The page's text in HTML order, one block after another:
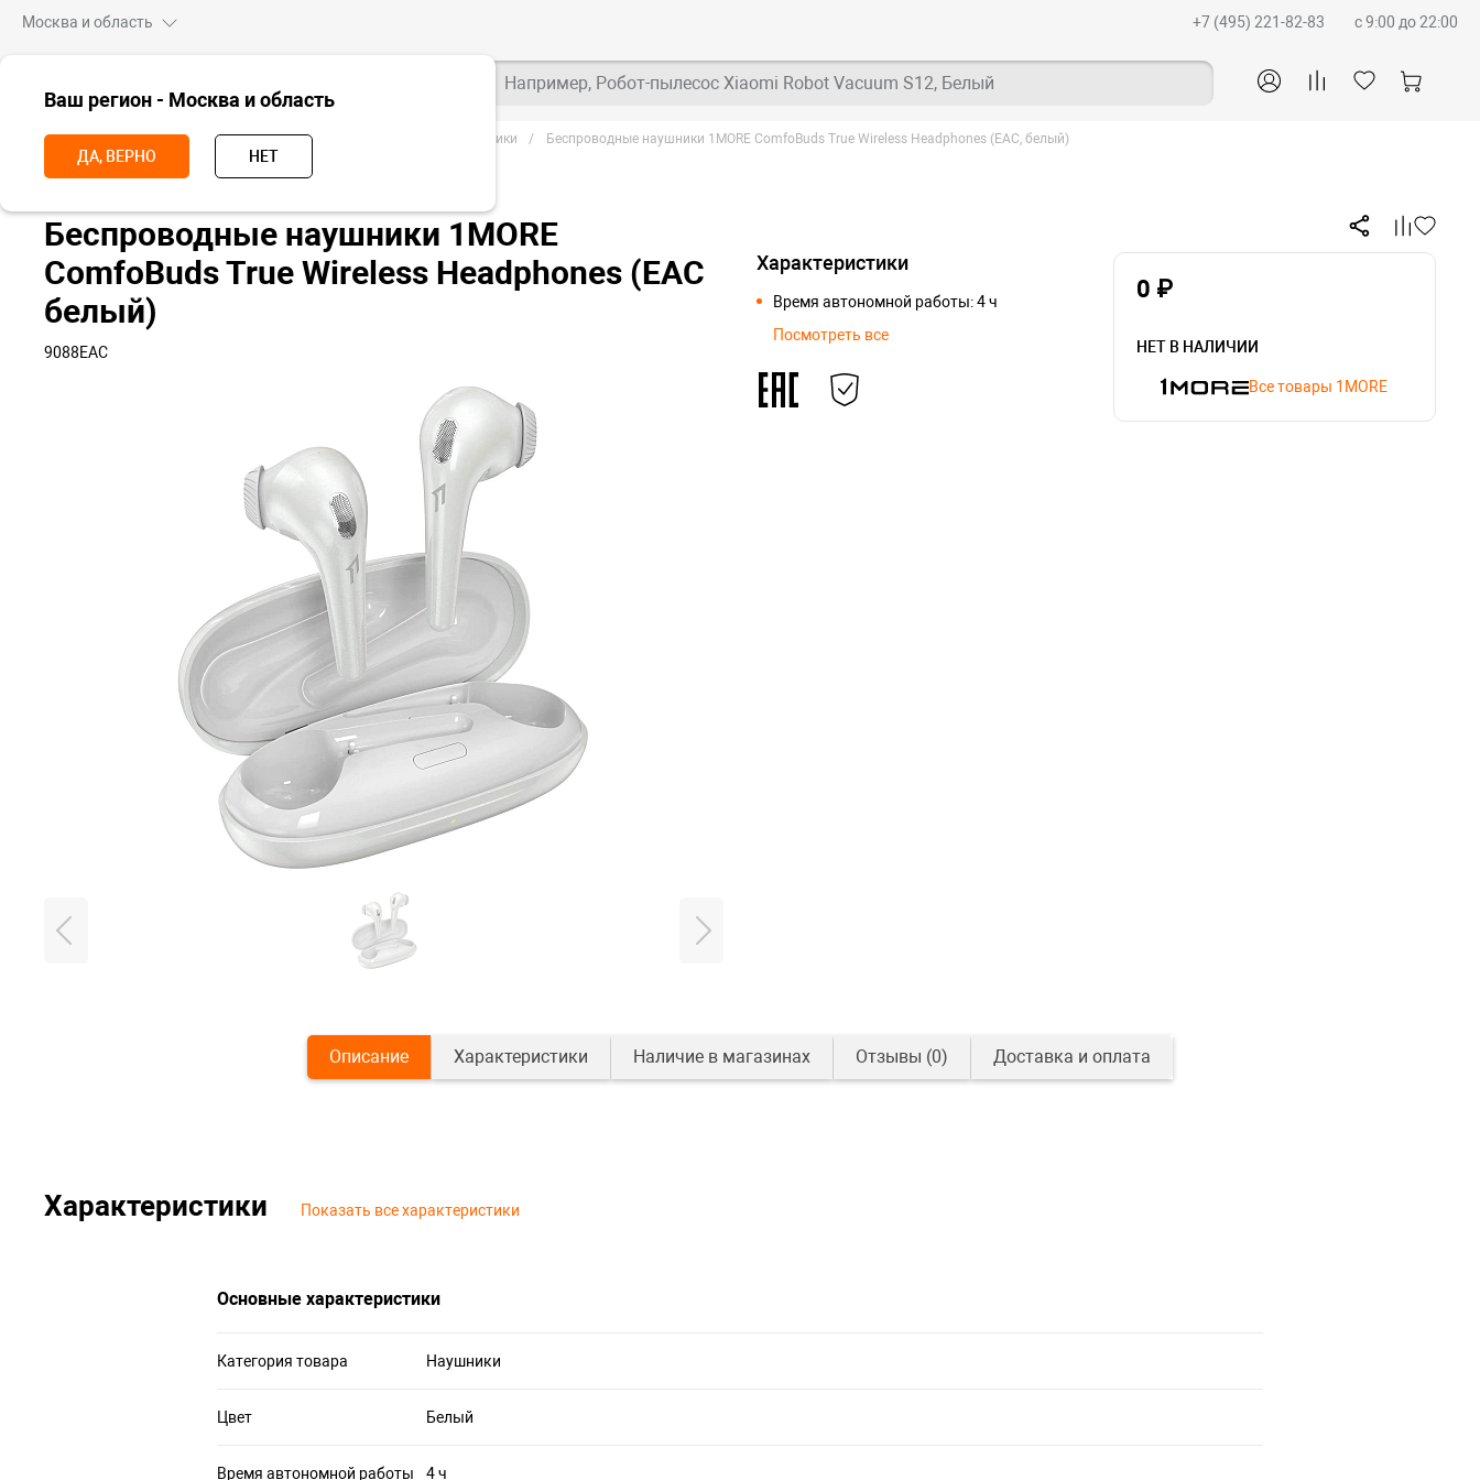
Москва и область
Ваш регион - Москва и область
ДА, ВЕРНО НЕТ
+7 (495) 221-82-83 c 9:00 до 22:00
Например, Робот-пылесос Xiaomi Robot Vacuum S12, Белый
Главная Носимые устройства Наушники Беспроводные наушники Беспроводные наушники 1MORE ComfoBuds True Wireless Headphones (EAC, белый)
Беспроводные наушники 1MORE
ComfoBuds True Wireless Headphones (EAC
белый)
9088EAC
Характеристики
Время автономной работы: 4 ч
Посмотреть все
0 ₽
НЕТ В НАЛИЧИИ
Все товары 1MORE
Описание Характеристики Наличие в магазинах Отзывы (0) Доставка и оплата
Характеристики Показать все характеристики
Основные характеристики
Категория товара Наушники
Цвет Белый
Время автономной работы 4 ч